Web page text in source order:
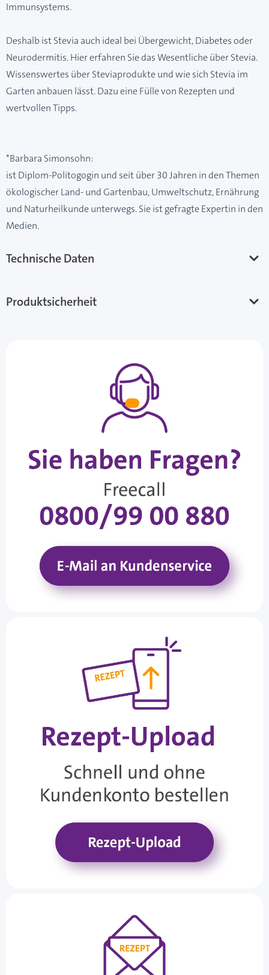
Immunsystems.
Deshalb ist Stevia auch ideal bei Übergewicht, Diabetes oder
Neurodermitis. Hier erfahren Sie das Wesentliche über Stevia.
Wissenswertes über Steviaprodukte und wie sich Stevia im
Garten anbauen lässt. Dazu eine Fülle von Rezepten und
wertvollen Tipps.
*Barbara Simonsohn:
ist Diplom-Politogogin und seit über 30 Jahren in den Themen
ökologischer Land- und Gartenbau, Umweltschutz, Ernährung
und Naturheilkunde unterwegs. Sie ist gefragte Expertin in den
Medien.
Technische Daten
Produktsicherheit